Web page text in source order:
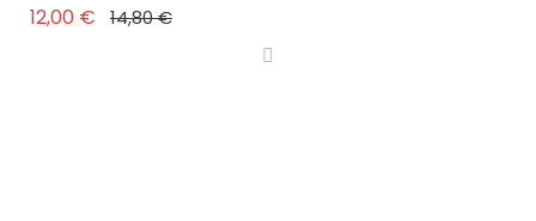
12,00 € Prix de base
14,80 €Prix